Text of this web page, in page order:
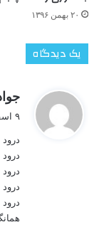
۲۰ بهمن ۱۳۹۶
یک دیدگاه
۹ اسفند ۱۳۹۶ در ۱۰:۵۰ ق٫ظ